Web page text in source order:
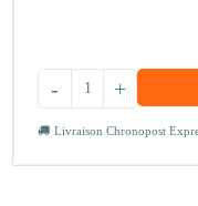
+
-
Livraison Chronopost